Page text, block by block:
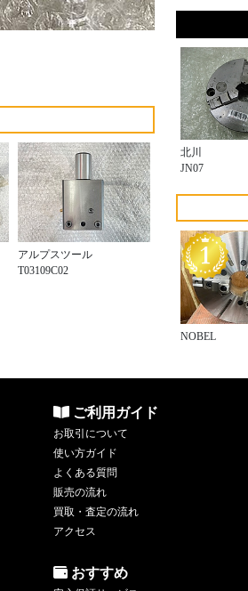
アルプスツール
T03109C02
北川
JN07
NOBEL
ご利用ガイド
お取引について
使い方ガイド
よくある質問
販売の流れ
買取・査定の流れ
アクセス
おすすめ